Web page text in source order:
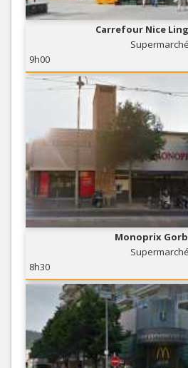
Carrefour Nice
Supermarché
9h00
Monoprix
Supermarché
8h30